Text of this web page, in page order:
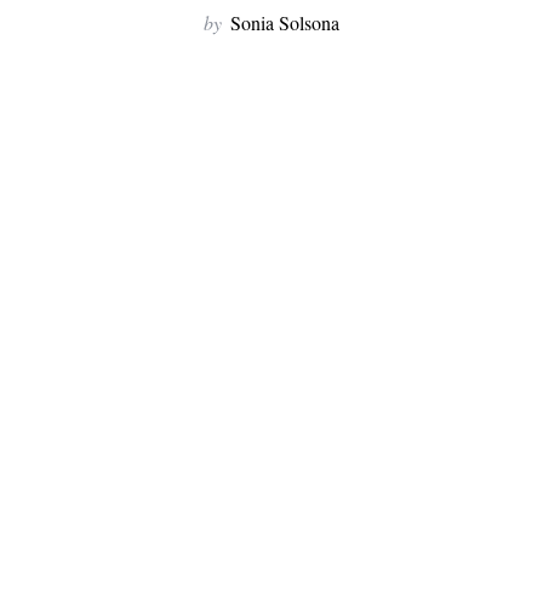
by Sonia Solsona